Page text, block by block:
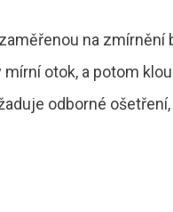
na zmírnění
otok, a potom
odborné